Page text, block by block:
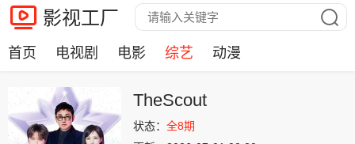
影视工厂
首页 电视剧 电影 综艺 动漫
TheScout
状态： 全8期